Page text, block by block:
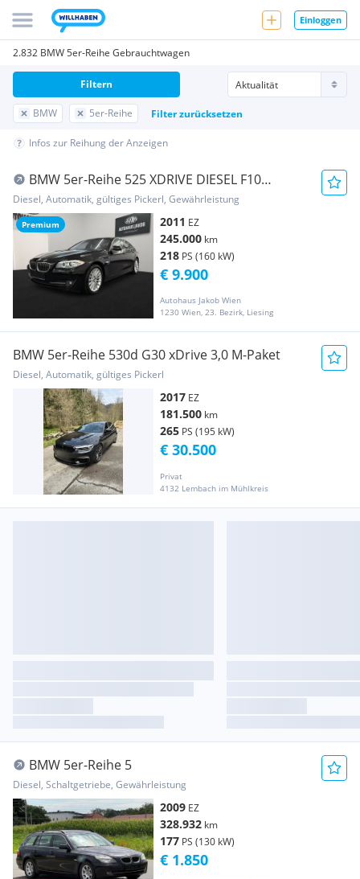
Einloggen
2.832 BMW 5er-Reihe Gebrauchtwagen
BMW 5er-Reihe Filter zurücksetzen
Filtern
Infos zur Reihung der Anzeigen
Premium
BMW 5er-Reihe 525 XDRIVE DIESEL F10
****AUTOMATIK-TEMPOMAT-KA...
Diesel, Automatik, gültiges Pickerl, Gewährleistung
2011 EZ
245.000 km
218 PS (160 kW)
Autohaus Jakob Wien
1230 Wien, 23. Bezirk, Liesing
€ 9.900
BMW 5er-Reihe 530d G30 xDrive 3,0 M-Paket
Diesel, Automatik, gültiges Pickerl
2017 EZ
181.500 km
265 PS (195 kW)
Privat
4132 Lembach im Mühlkreis
€ 30.500
BMW 5er-Reihe 5
Diesel, Schaltgetriebe, Gewährleistung
2009 EZ
328.932 km
177 PS (130 kW)
€ 1.850